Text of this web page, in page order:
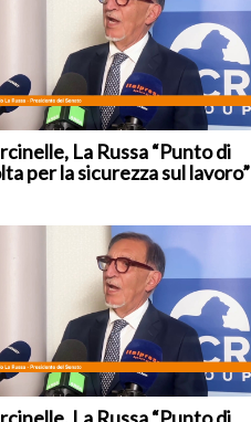
La Russa “Punto di
per la sicurezza sul lavoro”